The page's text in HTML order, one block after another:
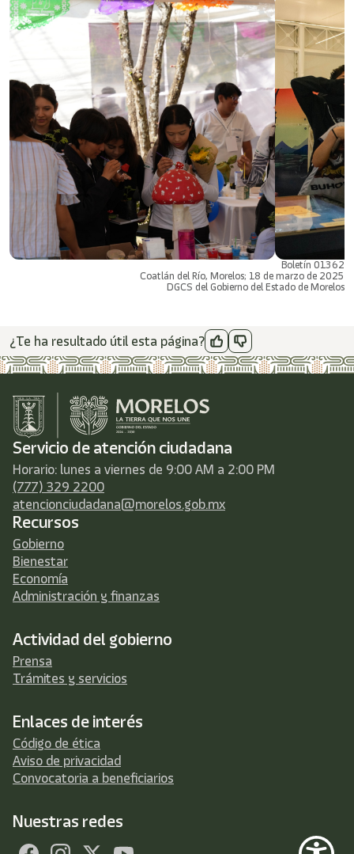
Boletín 01362
Coatlán del Río, Morelos; 18 de marzo de 2025
DGCS del Gobierno del Estado de Morelos
¿Te ha resultado útil esta página?
Servicio de atención ciudadana
Horario: lunes a viernes de 9:00 AM a 2:00 PM
(777) 329 2200
atencionciudadana@morelos.gob.mx
Recursos
Gobierno
Bienestar
Economía
Administración y finanzas
Actividad del gobierno
Prensa
Trámites y servicios
Enlaces de interés
Código de ética
Aviso de privacidad
Convocatoria a beneficiarios
Nuestras redes